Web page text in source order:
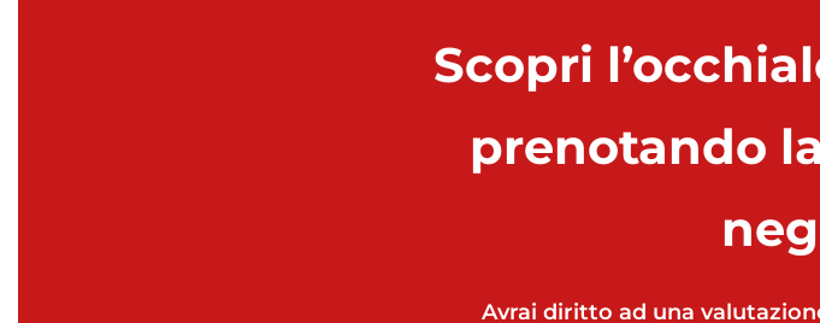
Scopri
prenotando
Avrai diritto ad una